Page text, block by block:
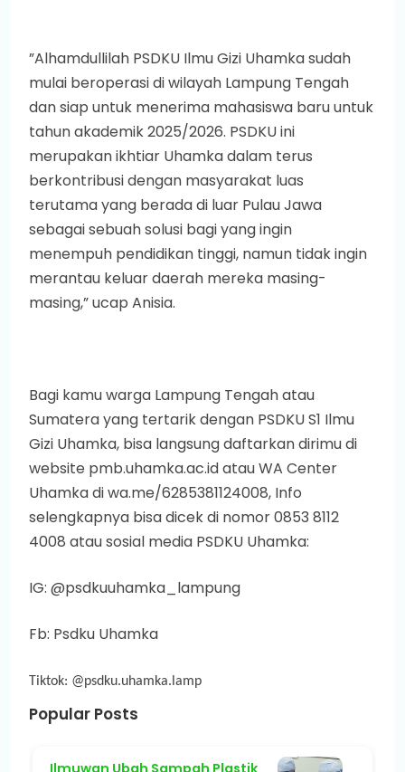
”Alhamdullilah PSDKU Ilmu Gizi Uhamka sudah
mulai beroperasi di wilayah Lampung Tengah
dan siap untuk menerima mahasiswa baru untuk
tahun akademik 2025/2026. PSDKU ini
merupakan ikhtiar Uhamka dalam terus
berkontribusi dengan masyarakat luas
terutama yang berada di luar Pulau Jawa
sebagai sebuah solusi bagi yang ingin
menempuh pendidikan tinggi, namun tidak ingin
merantau keluar daerah mereka masing-
masing,” ucap Anisia.
Bagi kamu warga Lampung Tengah atau
Sumatera yang tertarik dengan PSDKU S1 Ilmu
Gizi Uhamka, bisa langsung daftarkan dirimu di
website pmb.uhamka.ac.id atau WA Center
Uhamka di wa.me/6285381124008, Info
selengkapnya bisa dicek di nomor 0853 8112
4008 atau sosial media PSDKU Uhamka:
IG: @psdkuuhamka_lampung
Fb: Psdku Uhamka
Tiktok: @psdku.uhamka.lamp
Popular Posts